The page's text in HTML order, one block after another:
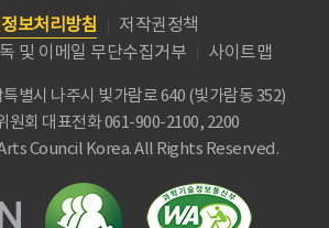
보처리방침
저작권정책
및 이메일 무단수집거부
사이트맵
별시 나주시 빛가람로 640 (빛가람동 352)
원회 대표전화 061-900-2100, 2200
Council Korea. All Rights Reserved.